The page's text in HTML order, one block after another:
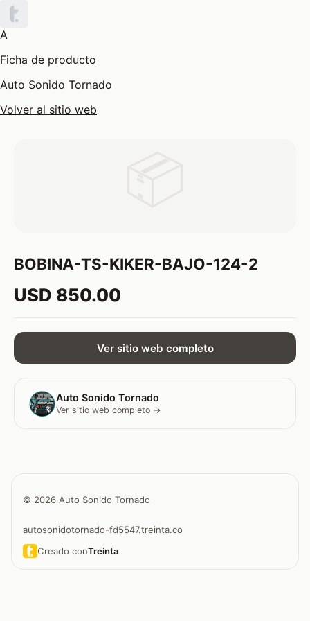
A
Ficha de producto
Auto Sonido Tornado
Volver al sitio web
BOBINA-TS-KIKER-BAJO-124-2
USD 850.00
Ver sitio web completo
Auto Sonido Tornado
Ver sitio web completo →
© 2026 Auto Sonido Tornado
autosonidotornado-fd5547.treinta.co
Creado conTreinta